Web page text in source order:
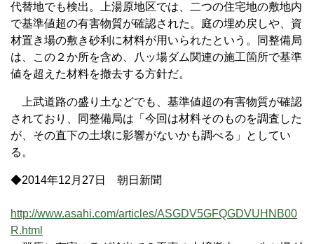
代替地でも検出。上湯原地区では、二つの住宅地の敷地内
で基準値超の有害物質が確認された。庭の埋め戻しや、資
材置き場の敷き砂利に材料が用いられたという。同整備局
は、この２か所を含め、八ッ場ダム関連の施工箇所で基準
値を超えた材料を撤去する方針だ。
上武道路の盛り土などでも、基準値超の有害物質が確認
されており、同整備局は「今回は材料そのものを調査した
が、その直下の土壌に影響がないかも調べる」としてい
る。
◆2014年12月27日 朝日新聞
http://www.asahi.com/articles/ASGDV5GFQGDVUHNB00
R.html